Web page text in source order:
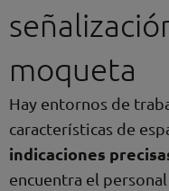
moqueta
Hay entornos de
características de
indicaciones
encuentra el